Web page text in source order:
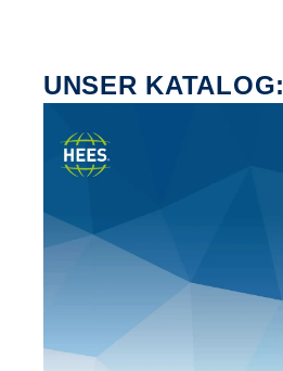
UNSER KATALOG: